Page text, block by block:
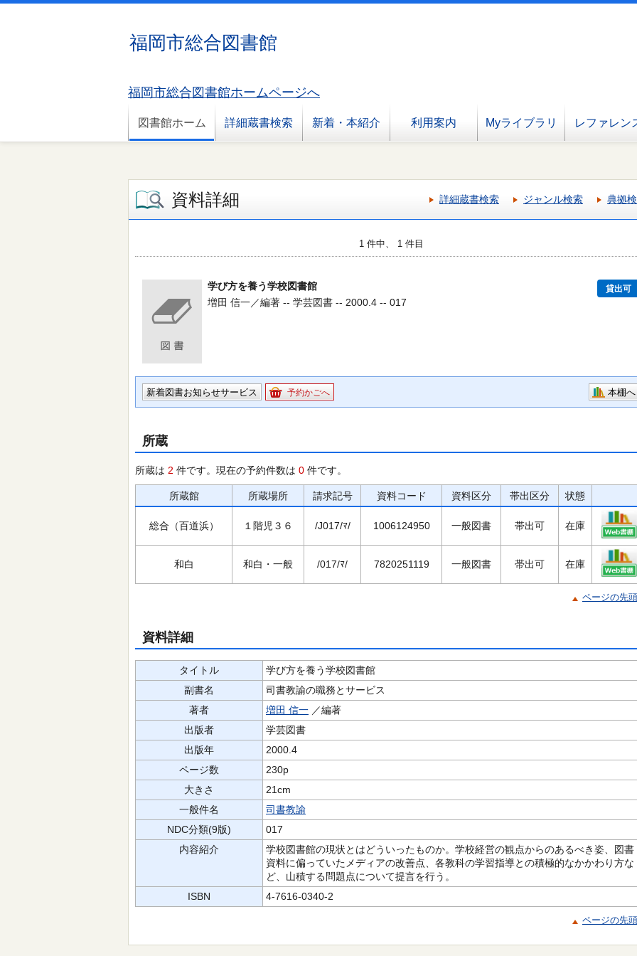
福岡市総合図書館
福岡市総合図書館ホームページへ
図書館ホーム 詳細蔵書検索 新着・本紹介 利用案内 Myライブラリ レファレン
資料詳細 詳細蔵書検索 ジャンル検索 典拠
1 件中、 1 件目
学び方を養う学校図書館 貸出可
増田 信一／編著 -- 学芸図書 -- 2000.4 -- 017
新着図書お知らせサービス 予約かごへ 本棚へ
所蔵
所蔵は 2 件です。現在の予約件数は 0 件です。
所蔵館 所蔵場所 請求記号 資料コード 資料区分 帯出区分 状態
総合（百道浜） １階児３６ /J017/ﾏ/ 1006124950 一般図書 帯出可 在庫
和白 和白・一般 /017/ﾏ/ 7820251119 一般図書 帯出可 在庫
ページの先
資料詳細
タイトル
学び方を養う学校図書館
副書名
司書教諭の職務とサービス
著者
増田 信一 ／編著
出版者
学芸図書
出版年
2000.4
ページ数
230p
大きさ
21cm
一般件名
司書教諭
NDC分類(9版)
017
内容紹介
学校図書館の現状とはどういったものか。学校経営の観点からのあるべき姿、図書
資料に偏っていたメディアの改善点、各教科の学習指導との積極的なかかわり方な
ど、山積する問題点について提言を行う。
ISBN
4-7616-0340-2
ページの先